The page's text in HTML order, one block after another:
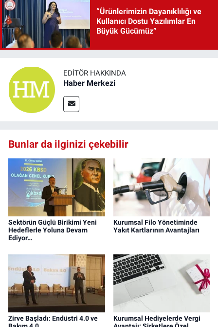
“Ürünlerimizin Dayanıklılığı ve
Kullanıcı Dostu Yazılımlar En
Büyük Gücümüz”
EDITÖR HAKKINDA
Haber Merkezi
Bunlar da ilginizi çekebilir
Sektörün Güçlü Birikimi Yeni
Hedeflerle Yoluna Devam
Ediyor…
Kurumsal Filo Yönetiminde
Yakıt Kartlarının Avantajları
Zirve Başladı: Endüstri 4.0 ve
Kurumsal Hediyelerde Vergi